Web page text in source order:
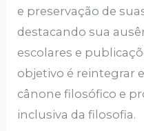
e preservação de
destacando sua
escolares e
objetivo é reintegrar
cânone filosófico e
inclusiva da filosofia.